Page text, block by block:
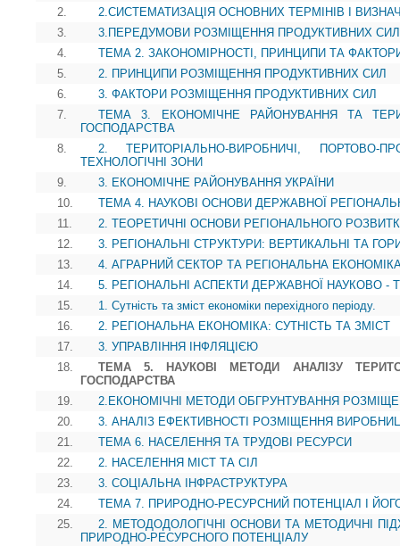
2.
2.СИСТЕМАТИЗАЦІЯ ОСНОВНИХ ТЕРМІНІВ І
3.
3.ПЕРЕДУМОВИ РОЗМІЩЕННЯ ПРОДУКТИВНИХ СИЛ
4.
ТЕМА 2. ЗАКОНОМІРНОСТІ, ПРИНЦИПИ ТА
5.
2. ПРИНЦИПИ РОЗМІЩЕННЯ ПРОДУКТИВНИХ СИЛ
6.
3. ФАКТОРИ РОЗМІЩЕННЯ ПРОДУКТИВНИХ СИЛ
7.
ТЕМА 3. ЕКОНОМІЧНЕ РАЙОНУВАННЯ ТА
ГОСПОДАРСТВА
8.
2. ТЕРИТОРІАЛЬНО-ВИРОБНИЧІ, ПОРТОВО-
ТЕХНОЛОГІЧНІ ЗОНИ
9.
3. ЕКОНОМІЧНЕ РАЙОНУВАННЯ УКРАЇНИ
10.
ТЕМА 4. НАУКОВІ ОСНОВИ ДЕРЖАВНОЇ
11.
2. ТЕОРЕТИЧНІ ОСНОВИ РЕГІОНАЛЬНОГО
12.
3. РЕГІОНАЛЬНІ СТРУКТУРИ: ВЕРТИКАЛЬНІ ТА
13.
4. АГРАРНИЙ СЕКТОР ТА РЕГІОНАЛЬНА
14.
5. РЕГІОНАЛЬНІ АСПЕКТИ ДЕРЖАВНОЇ НАУКОВО -
15.
1. Сутність та зміст економіки перехідного періоду.
16.
2. РЕГІОНАЛЬНА ЕКОНОМІКА: СУТНІСТЬ ТА ЗМІСТ
17.
3. УПРАВЛІННЯ ІНФЛЯЦІЄЮ
18.
ТЕМА 5. НАУКОВІ МЕТОДИ АНАЛІЗУ
ГОСПОДАРСТВА
19.
2.ЕКОНОМІЧНІ МЕТОДИ ОБГРУНТУВАННЯ
20.
3. АНАЛІЗ ЕФЕКТИВНОСТІ РОЗМІЩЕННЯ
21.
ТЕМА 6. НАСЕЛЕННЯ ТА ТРУДОВІ РЕСУРСИ
22.
2. НАСЕЛЕННЯ МІСТ ТА СІЛ
23.
3. СОЦІАЛЬНА ІНФРАСТРУКТУРА
24.
ТЕМА 7. ПРИРОДНО-РЕСУРСНИЙ ПОТЕНЦІАЛ І
25.
2. МЕТОДОДОЛОГІЧНІ ОСНОВИ ТА МЕТОДИЧНІ
ПРИРОДНО-РЕСУРСНОГО ПОТЕНЦІАЛУ